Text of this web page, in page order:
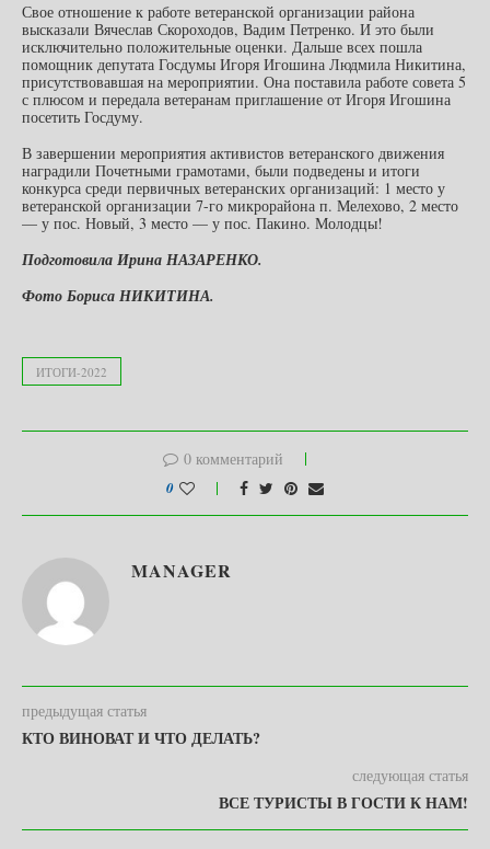
Свое отношение к работе ветеранской организации района
высказали Вячеслав Скороходов, Вадим Петренко. И это были
исключительно положительные оценки. Дальше всех пошла
помощник депутата Госдумы Игоря Игошина Людмила Никитина,
присутствовавшая на мероприятии. Она поставила работе совета 5
с плюсом и передала ветеранам приглашение от Игоря Игошина
посетить Госдуму.
В завершении мероприятия активистов ветеранского движения
наградили Почетными грамотами, были подведены и итоги
конкурса среди первичных ветеранских организаций: 1 место у
ветеранской организации 7-го микрорайона п. Мелехово, 2 место
— у пос. Новый, 3 место — у пос. Пакино. Молодцы!
Подготовила Ирина НАЗАРЕНКО.
Фото Бориса НИКИТИНА.
ИТОГИ-2022
0 комментарий
0
MANAGER
предыдущая статья
КТО ВИНОВАТ И ЧТО ДЕЛАТЬ?
следующая статья
ВСЕ ТУРИСТЫ В ГОСТИ К НАМ!